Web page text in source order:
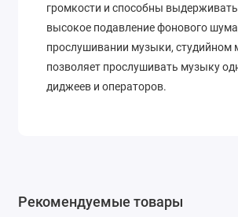
громкости и способны
высокое подавление фонового
прослушивании музыки, студийном
позволяет прослушивать музыку
диджеев и операторов.
Рекомендуемые товары